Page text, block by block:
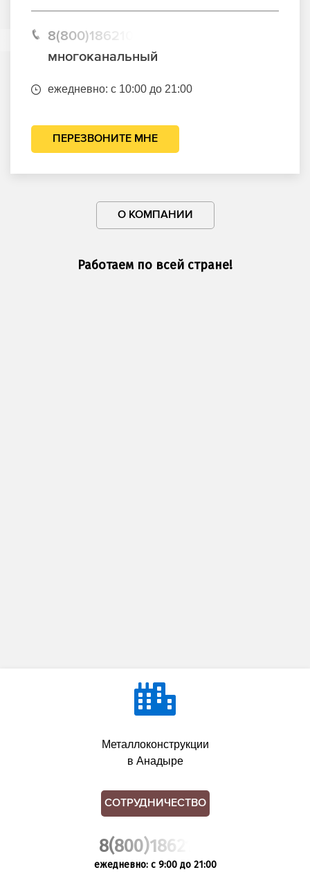
8(800)1862102
многоканальный
ежедневно: с 10:00 до 21:00
ПЕРЕЗВОНИТЕ МНЕ
О КОМПАНИИ
Работаем по всей стране!
Металлоконструкции
в Анадыре
СОТРУДНИЧЕСТВО
8(800)1862102
ежедневно: с 9:00 до 21:00